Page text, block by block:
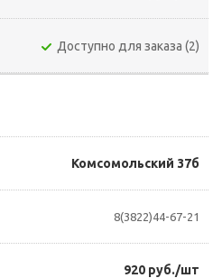
Доступно для заказа (2)
Комсомольский 37б
8(3822)44-67-21
920 руб./шт